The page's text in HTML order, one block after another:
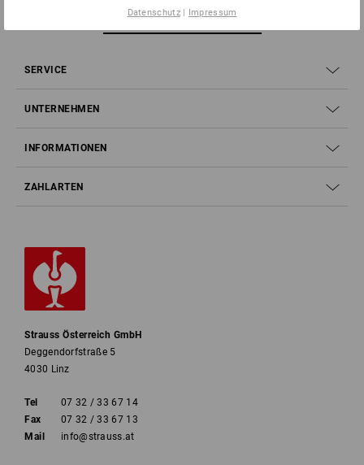
SERVICE 07 32 / 33 67 14
SERVICE
UNTERNEHMEN
INFORMATIONEN
ZAHLARTEN
Strauss Österreich GmbH
Deggendorfstraße 5
4030 Linz
Tel
07 32 / 33 67 14
Fax
07 32 / 33 67 13
Mail
info@strauss.at
Datenschutz| Impressum